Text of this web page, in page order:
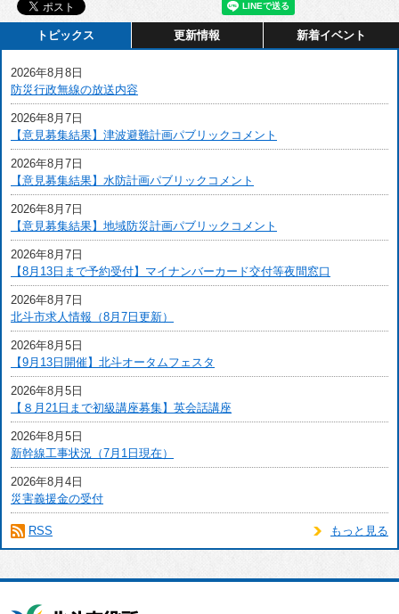
トピックス 更新情報 新着イベント
2026年8月8日
防災行政無線の放送内容
2026年8月7日
【意見募集結果】津波避難計画パブリックコメント
2026年8月7日
【意見募集結果】水防計画パブリックコメント
2026年8月7日
【意見募集結果】地域防災計画パブリックコメント
2026年8月7日
【8月13日まで予約受付】マイナンバーカード交付等夜間窓口
2026年8月7日
北斗市求人情報（8月7日更新）
2026年8月5日
【9月13日開催】北斗オータムフェスタ
2026年8月5日
【８月21日まで初級講座募集】英会話講座
2026年8月5日
新幹線工事状況（7月1日現在）
2026年8月4日
災害義援金の受付
もっと見る
RSS